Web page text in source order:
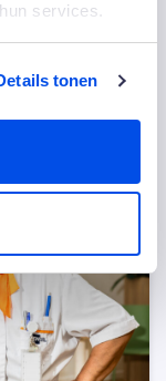
services.
tonen